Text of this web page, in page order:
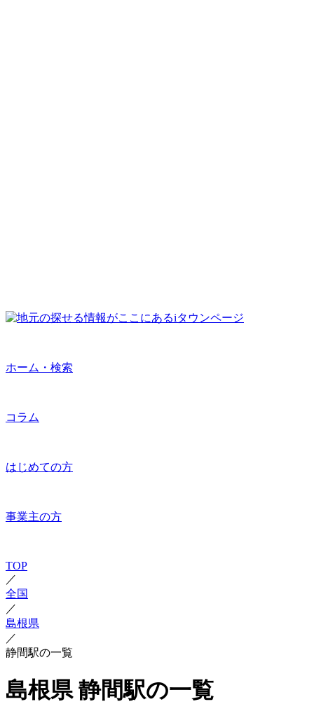
ホーム・検索
コラム
はじめての方
事業主の方
TOP
／
全国
／
島根県
／
静間駅の一覧
島根県 静間駅の一覧